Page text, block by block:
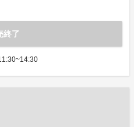
終了